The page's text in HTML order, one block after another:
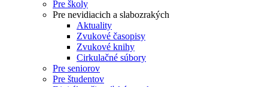
Pre školy
Pre nevidiacich a slabozrakých
Aktuality
Zvukové časopisy
Zvukové knihy
Cirkulačné súbory
Pre seniorov
Pre študentov